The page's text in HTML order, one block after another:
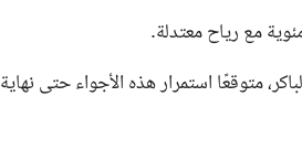
متوقعًا استمرار هذه الأجواء حتى نهاية